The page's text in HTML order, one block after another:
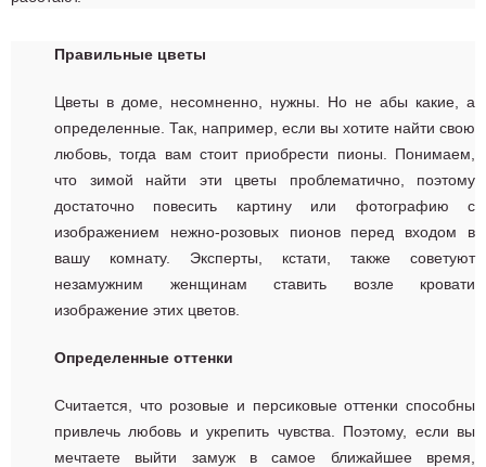
Правильные цветы
Цветы в доме, несомненно, нужны. Но не абы какие, а
определенные. Так, например, если вы хотите найти свою
любовь, тогда вам стоит приобрести пионы. Понимаем,
что зимой найти эти цветы проблематично, поэтому
достаточно повесить картину или фотографию с
изображением нежно-розовых пионов перед входом в
вашу комнату. Эксперты, кстати, также советуют
незамужним женщинам ставить возле кровати
изображение этих цветов.
Определенные оттенки
Считается, что розовые и персиковые оттенки способны
привлечь любовь и укрепить чувства. Поэтому, если вы
мечтаете выйти замуж в самое ближайшее время,